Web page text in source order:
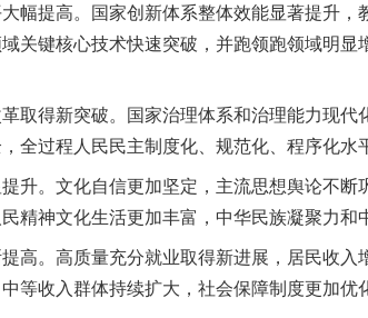
高。国家创新体系整体效能显著提升，
关键核心技术快速突破，并跑领跑领域明
新突破。国家治理体系和治理能力现代
全过程人民民主制度化、规范化、程序化水
文化自信更加坚定，主流思想舆论不断
精神文化生活更加丰富，中华民族凝聚力和
高质量充分就业取得新进展，居民收入
等收入群体持续扩大，社会保障制度更加优